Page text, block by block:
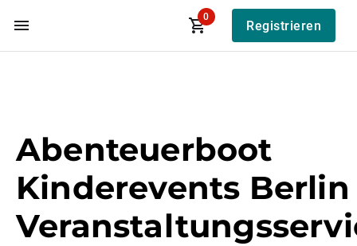
Zum Hauptinhalt
0
Registrieren
Abenteuerboot
Kinderevents Berlin